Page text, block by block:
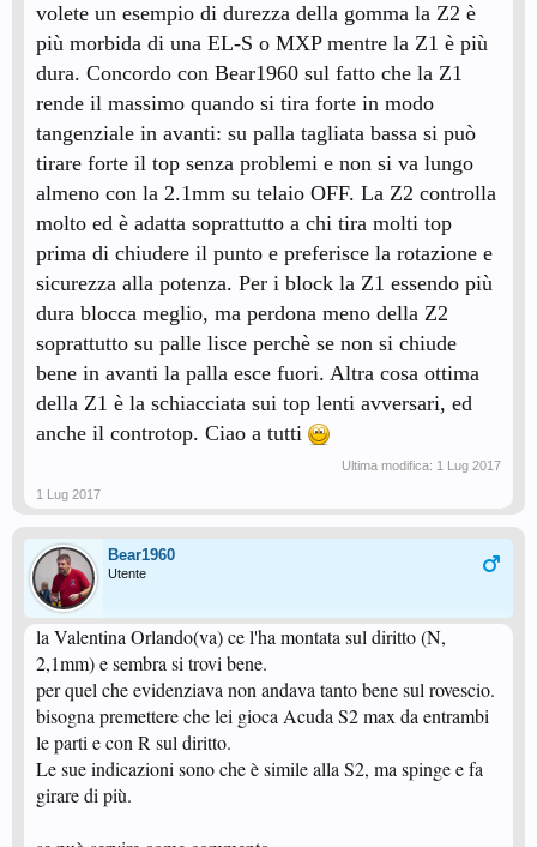
volete un esempio di durezza della gomma la Z2 è
più morbida di una EL-S o MXP mentre la Z1 è più
dura. Concordo con Bear1960 sul fatto che la Z1
rende il massimo quando si tira forte in modo
tangenziale in avanti: su palla tagliata bassa si può
tirare forte il top senza problemi e non si va lungo
almeno con la 2.1mm su telaio OFF. La Z2 controlla
molto ed è adatta soprattutto a chi tira molti top
prima di chiudere il punto e preferisce la rotazione e
sicurezza alla potenza. Per i block la Z1 essendo più
dura blocca meglio, ma perdona meno della Z2
soprattutto su palle lisce perchè se non si chiude
bene in avanti la palla esce fuori. Altra cosa ottima
della Z1 è la schiacciata sui top lenti avversari, ed
anche il controtop. Ciao a tutti
Ultima modifica: 1 Lug 2017
1 Lug 2017
Bear1960
Utente
la Valentina Orlando(va) ce l'ha montata sul diritto (N,
2,1mm) e sembra si trovi bene.
per quel che evidenziava non andava tanto bene sul rovescio.
bisogna premettere che lei gioca Acuda S2 max da entrambi
le parti e con R sul diritto.
Le sue indicazioni sono che è simile alla S2, ma spinge e fa
girare di più.